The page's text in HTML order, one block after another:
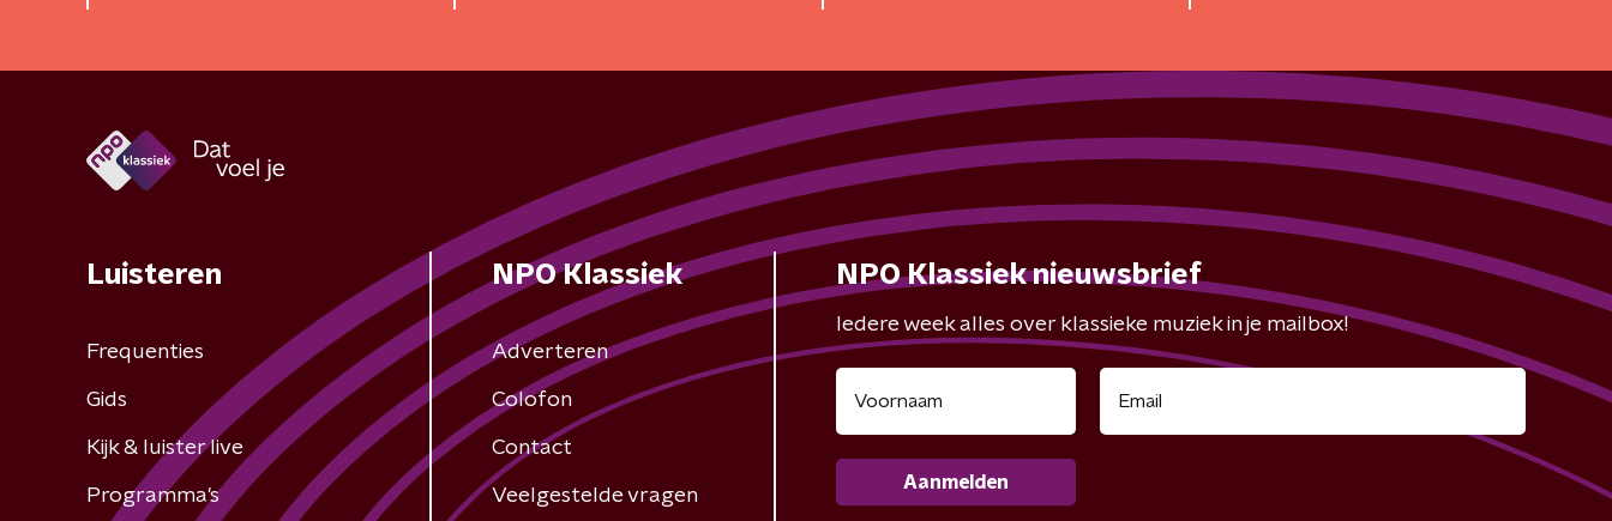
Luisteren
Frequenties
Gids
Kijk & luister live
Programma's
NPO Klassiek
Adverteren
Colofon
Contact
Veelgestelde vragen
NPO Klassiek nieuwsbrief
Iedere week alles over klassieke muziek in je mailbox!
Aanmelden